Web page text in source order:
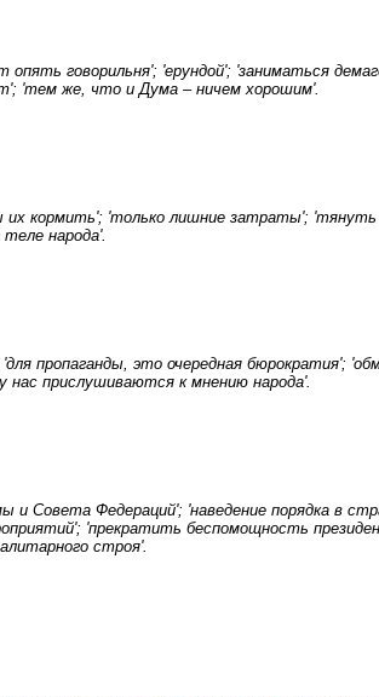
говорильня'; 'ерундой'; 'заниматься
'тем же, что и Дума – ничем хорошим'.
кормить'; 'только лишние затраты'; 'тянуть
народа'.
пропаганды, это очередная бюрократия';
прислушиваются к мнению народа'.
и Совета Федераций'; 'наведение порядка в
'прекратить беспомощность
строя'.